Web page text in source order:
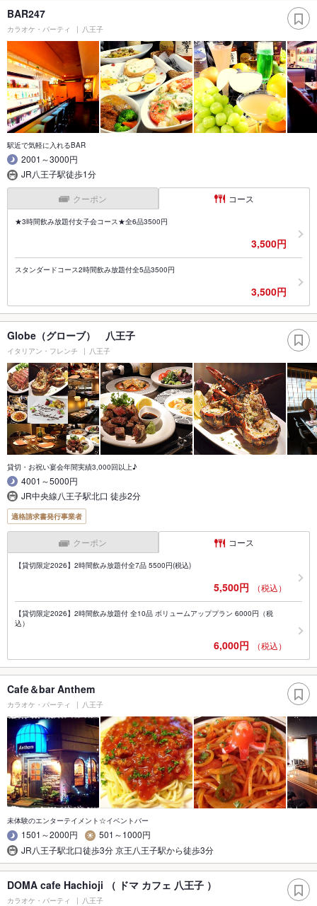
BAR247
カラオケ・パーティ 八王子
駅近で気軽に入れるBAR
2001～3000円
JR八王子駅徒歩1分
クーポン コース
★3時間飲み放題付女子会コース★全6品3500円
3,500円
スタンダードコース2時間飲み放題付全5品3500円
3,500円
Globe（グローブ） 八王子
イタリアン・フレンチ 八王子
貸切・お祝い宴会年間実績3,000回以上♪
4001～5000円
JR中央線八王子駅北口 徒歩2分
適格請求書発行事業者
クーポン コース
【貸切限定2026】2時間飲み放題付全7品 5500円(税込)
5,500円 （税込）
【貸切限定2026】2時間飲み放題付 全10品 ボリュームアッププラン 6000円（税
込）
6,000円 （税込）
Cafe＆bar Anthem
カラオケ・パーティ 八王子
未体験のエンターテイメント☆イベントバー
1501～2000円
501～1000円
JR八王子駅北口徒歩3分 京王八王子駅から徒歩3分
DOMA cafe Hachioji （ ドマ カフェ 八王子 ）
カラオケ・パーティ 八王子